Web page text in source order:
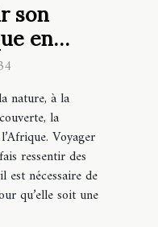
son
en
nature, à la
la
Voyager
ressentir des
est nécessaire de
qu’elle soit une